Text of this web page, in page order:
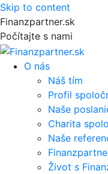
Skip to content
Finanzpartner.sk
Počítajte s nami
O nás
Náš tím
Profil
Naše
Charita
Naše
Život s